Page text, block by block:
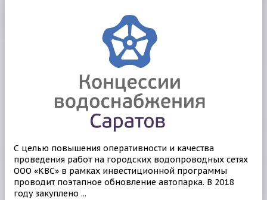
С целью повышения оперативности и качества
проведения работ на городских водопроводных сетях
ООО «КВС» в рамках инвестиционной программы
проводит поэтапное обновление автопарка. В 2018
году закуплено ...